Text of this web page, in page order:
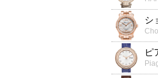
シ
ピ